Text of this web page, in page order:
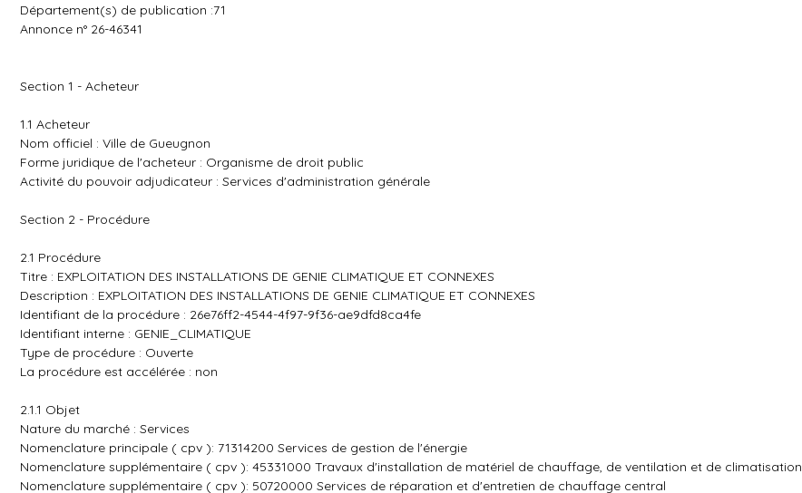
Département(s) de publication :71
Annonce n° 26-46341
Section 1 - Acheteur
1.1 Acheteur
Nom officiel : Ville de Gueugnon
Forme juridique de l'acheteur : Organisme de droit public
Activité du pouvoir adjudicateur : Services d'administration générale
Section 2 - Procédure
2.1 Procédure
Titre : EXPLOITATION DES INSTALLATIONS DE GENIE CLIMATIQUE ET CONNEXES
Description : EXPLOITATION DES INSTALLATIONS DE GENIE CLIMATIQUE ET CONNEXES
Identifiant de la procédure : 26e76ff2-4544-4f97-9f36-ae9dfd8ca4fe
Identifiant interne : GENIE_CLIMATIQUE
Type de procédure : Ouverte
La procédure est accélérée : non
2.1.1 Objet
Nature du marché : Services
Nomenclature principale ( cpv ): 71314200 Services de gestion de l'énergie
Nomenclature supplémentaire ( cpv ): 45331000 Travaux d'installation de matériel de chauffage, de ventilation et de climatisation
Nomenclature supplémentaire ( cpv ): 50720000 Services de réparation et d'entretien de chauffage central